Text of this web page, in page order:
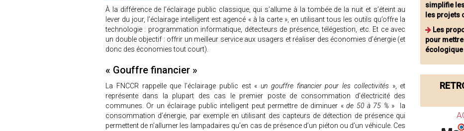
À la différence de l’éclairage public classique, qui s’allume à la tombée de la nuit et s’éteint au
lever du jour, l’éclairage intelligent est agencé « à la carte », en utilisant tous les outils qu’offre la
technologie : programmation informatique, détecteurs de présence, télégestion, etc. Et ce avec
un double objectif : offrir un meilleur service aux usagers et réaliser des économies d’énergie (et
donc des économies tout court).
« Gouffre financier »
La FNCCR rappelle que l’éclairage public est «un gouffre financier pour les collectivités», et
représente dans la plupart des cas le premier poste de consommation d’électricité des
communes. Or un éclairage public intelligent peut permettre de diminuer «de 50 à 75 % » la
consommation d’énergie, par exemple en utilisant des capteurs de détection de présence qui
permettent de n’allumer les lampadaires qu’en cas de présence d’un piéton ou d’un véhicule. Ces
simplifie
les projets
Les
pour
écologique